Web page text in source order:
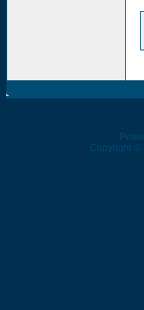
Copyright ©